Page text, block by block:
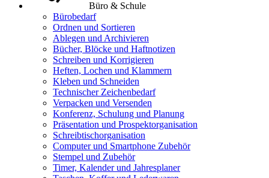
Büro & Schule
Bürobedarf
Ordnen und Sortieren
Ablegen und Archivieren
Bücher, Blöcke und Haftnotizen
Schreiben und Korrigieren
Heften, Lochen und Klammern
Kleben und Schneiden
Technischer Zeichenbedarf
Verpacken und Versenden
Konferenz, Schulung und Planung
Präsentation und Prospektorganisation
Schreibtischorganisation
Computer und Smartphone Zubehör
Stempel und Zubehör
Timer, Kalender und Jahresplaner